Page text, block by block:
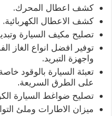
كشف اعطال المحرك.
كشف الاعطال الكهربائية.
تصليح مكيف السيارة
توفير افضل انواع الغاز
واجهزة التبريد.
تعبئة السيارة بالوقود
على الطرق السريعة.
تصليح ضواغط السيارة
ميزان الاطارات وملئ